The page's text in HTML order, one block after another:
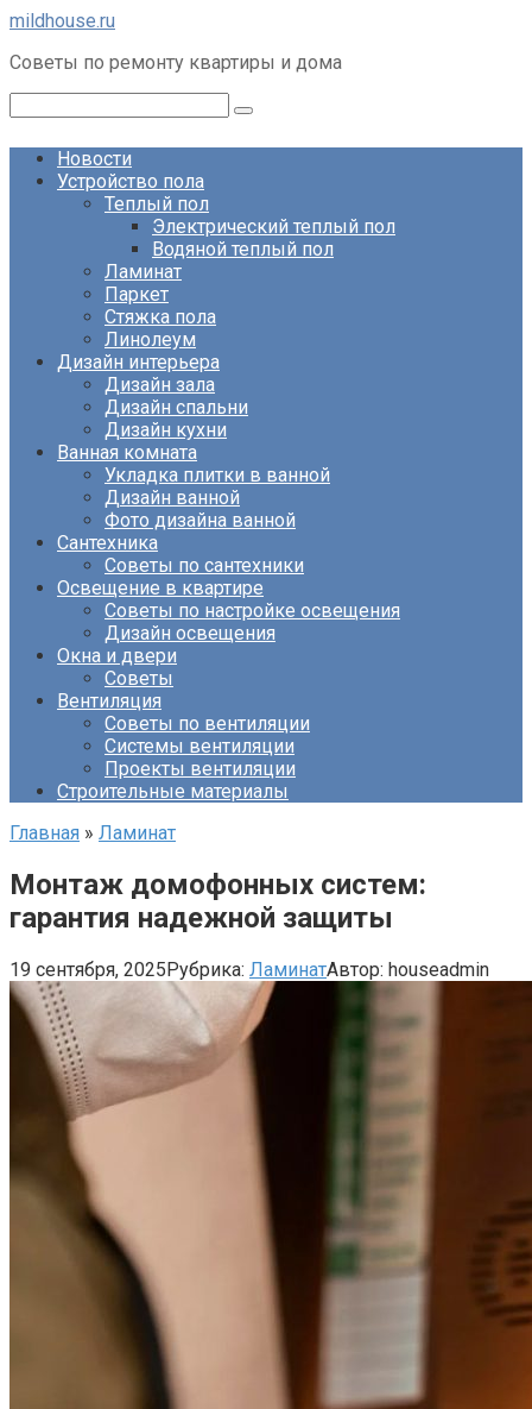
Перейти
контенту
mildhouse.ru
Советы по ремонту квартиры и дома
Новости
Устройство пола
Теплый пол
Электрический теплый пол
Водяной теплый пол
Ламинат
Паркет
Стяжка пола
Линолеум
Дизайн интерьера
Дизайн зала
Дизайн спальни
Дизайн кухни
Ванная комната
Укладка плитки в ванной
Дизайн ванной
Фото дизайна ванной
Сантехника
Советы по сантехники
Освещение в квартире
Советы по настройке освещения
Дизайн освещения
Окна и двери
Советы
Вентиляция
Советы по вентиляции
Системы вентиляции
Проекты вентиляции
Строительные материалы
Главная » Ламинат
Монтаж домофонных систем:
гарантия надежной защиты
19 сентября, 2025Рубрика: ЛаминатАвтор: houseadmin